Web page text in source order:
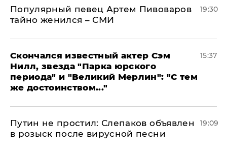
Популярный певец Артем Пивоваров
тайно женился – СМИ
19:30
Скончался известный актер Сэм
Нилл, звезда "Парка юрского
периода" и "Великий Мерлин": "С тем
же достоинством..."
15:37
Путин не простил: Слепаков объявлен
в розыск после вирусной песни
19:09